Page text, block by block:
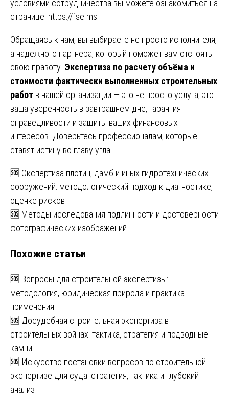
условиями сотрудничества вы можете ознакомиться на
странице: https://fse.ms
Обращаясь к нам, вы выбираете не просто исполнителя,
а надежного партнера, который поможет вам отстоять
свою правоту. Экспертиза по расчету объёма и
стоимости фактически выполненных строительных
работ в нашей организации — это не просто услуга, это
ваша уверенность в завтрашнем дне, гарантия
справедливости и защиты ваших финансовых
интересов. Доверьтесь профессионалам, которые
ставят истину во главу угла.
Навигация
по
записям
🆘 Экспертиза плотин, дамб и иных гидротехнических
сооружений: методологический подход к диагностике,
оценке рисков
🆘 Методы исследования подлинности и достоверности
фотографических изображений
Похожие статьи
🆘 Вопросы для строительной экспертизы:
методология, юридическая природа и практика
применения
🆘 Досудебная строительная экспертиза в
строительных войнах: тактика, стратегия и подводные
камни
🆘 Искусство постановки вопросов по строительной
экспертизе для суда: стратегия, тактика и глубокий
анализ